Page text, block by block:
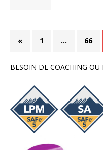
« 1 … 66
BESOIN DE COACHING